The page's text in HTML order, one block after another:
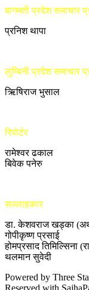
बागमती प्रदेश समाचार
प्रनिश थापा
लुम्बिनी प्रदेश समाचार
ऋिषिराज भुसाल
रिपोर्टर
रामेश्वर ढकाल
बिवेक पनेरु
सल्लाहकार
डा. केशवराज खड्का
गोपीकृष्ण प्रसाई
होमप्रसाद तिमिल्सिना
थलमान सुवेदी
Powered by Three
Reserved with